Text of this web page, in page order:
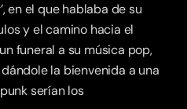
en el que hablaba de su
y el camino hacia el
funeral a su música pop,
la bienvenida a una
serían los